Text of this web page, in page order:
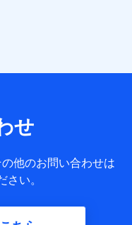
者及び被保険者の氏
者と被保険者の関係、
険料、保険料のお支払
などの情報などが含ま
せ
他のお問い合わせは
さい。